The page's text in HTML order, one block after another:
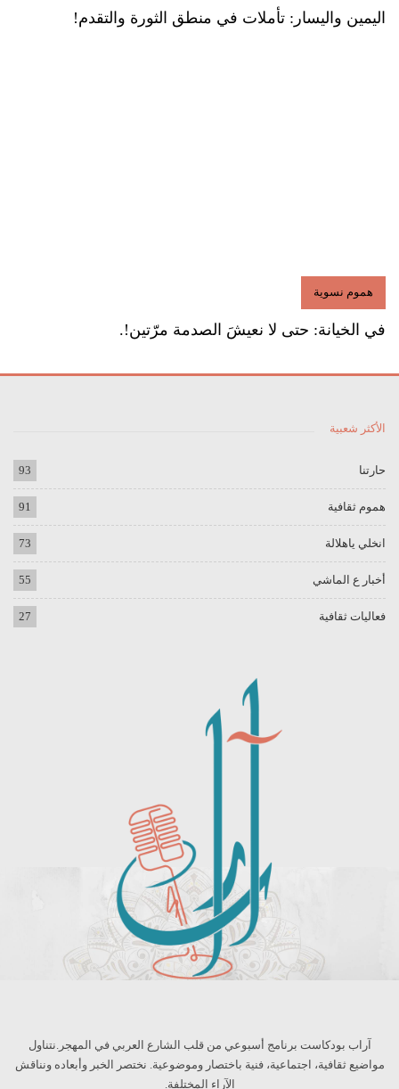
اليمين واليسار: تأملات في منطق الثورة والتقدم!
هموم نسوية
في الخيانة: حتى لا نعيشَ الصدمة مرّتين!.
الأكثر شعبية
حارتنا 93
هموم ثقافية 91
انخلي ياهلالة 73
أخبار ع الماشي 55
فعاليات ثقافية 27
آراب بودكاست برنامج أسبوعي من قلب الشارع العربي في المهجر.نتناول
مواضيع ثقافية، اجتماعية، فنية باختصار وموضوعية. نختصر الخبر وأبعاده ونناقش
الآراء المختلفة.